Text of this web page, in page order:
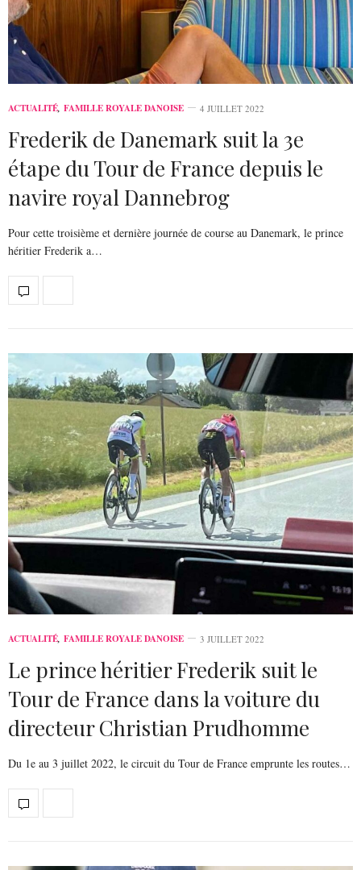
ACTUALITÉ, FAMILLE ROYALE DANOISE 4 JUILLET 2022
Frederik de Danemark suit la 3e
étape du Tour de France depuis le
navire royal Dannebrog
Pour cette troisième et dernière journée de course au Danemark, le prince
héritier Frederik a…
ACTUALITÉ, FAMILLE ROYALE DANOISE 3 JUILLET 2022
Le prince héritier Frederik suit le
Tour de France dans la voiture du
directeur Christian Prudhomme
Du 1e au 3 juillet 2022, le circuit du Tour de France emprunte les routes…